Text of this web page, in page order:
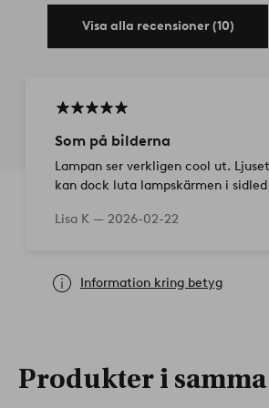
Visa alla recensioner (10)
Som på bilderna
Lampan ser verkligen cool ut.
kan dock luta lampskärmen i
Lisa K — 2026-02-22
Information kring betyg
Produkter i